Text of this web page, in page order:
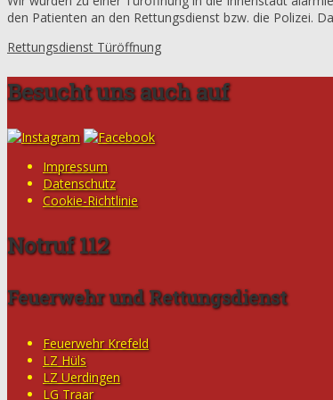
den Patienten an den Rettungsdienst bzw. die Polizei.
Rettungsdienst Türöffnung
Besucht uns auch auf
Impressum
Datenschutz
Cookie-Richtlinie
Notruf 112
Feuerwehr und Rettungsdienst
Feuerwehr Krefeld
LZ Hüls
LZ Uerdingen
LG Traar